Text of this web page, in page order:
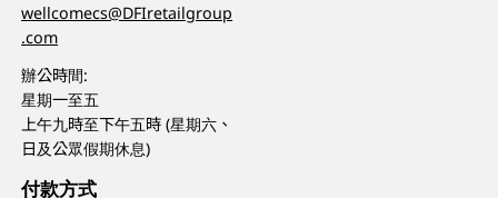
wellcomecs@DFIretailgroup
.com
辦公時間:
星期一至五
上午九時至下午五時 (星期六、
日及公眾假期休息)
付款方式